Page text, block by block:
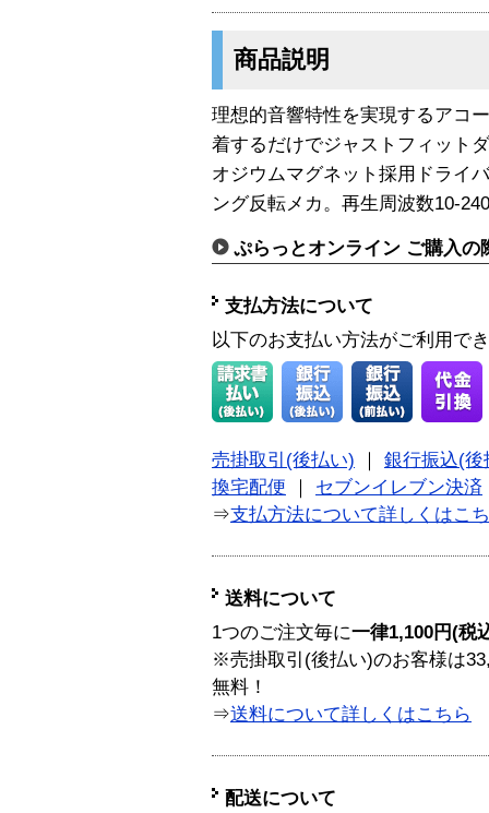
商品説明
理想的音響特性を実現するアコ
着するだけでジャストフィット
オジウムマグネット採用ドライ
ング反転メカ。再生周波数10-
ぷらっとオンライン ご購入の
支払方法について
以下のお支払い方法がご利用で
売掛取引(後払い)
銀行振込(後
換宅配便
セブンイレブン決済
⇒支払方法について詳しくはこ
送料について
1つのご注文毎に一律1,100円(税
※売掛取引(後払い)のお客様は
無料！
⇒送料について詳しくはこちら
配送について